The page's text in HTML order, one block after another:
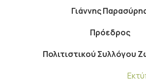
Γιάννης
Πρόεδρος
Πολιτιστικού Συλλόγου